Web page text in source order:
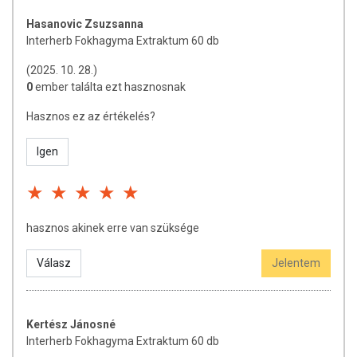
FELHASZNÁLÁSI JAVASLAT
Javasolt fogyasztás:
Napi 1 kapszula. Lehetőleg főétkezést
Figyelmeztetés:
növelheti a véralvadási időt. Véralvadásgátló gyógyszert
kezelőorvosukkal!
ÖSSZETÉTEL
Összetevők/kapszula:
tömegnövelő szer: mikrokristályos cellulóz;
fokhagyma (Allium sativum) kivonat (3% allicin tartalommal);
kolloid-szilícium-dioxid.
Hasanovic Zsuzsanna
Interherb Fokhagyma Extraktum 60 db
(2025. 10. 28.)
0ember találta ezt hasznosnak
Hasznos ez az értékelés?
Igen
hasznos akinek erre van szüksége
Válasz Jelentem
Kertész Jánosné
Interherb Fokhagyma Extraktum 60 db